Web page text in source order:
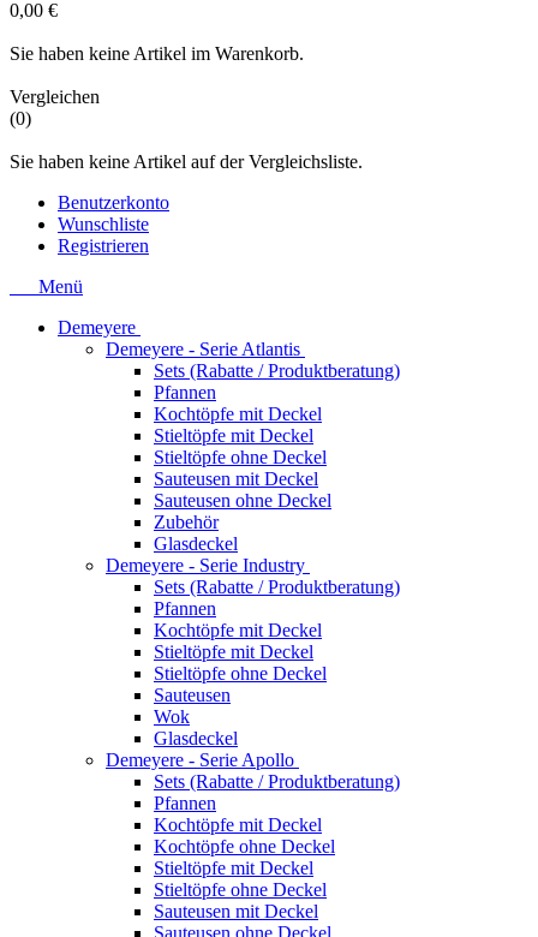
0,00 €
Sie haben keine Artikel im Warenkorb.
Vergleichen
(0)
Sie haben keine Artikel auf der Vergleichsliste.
Benutzerkonto
Wunschliste
Registrieren
Menü
Demeyere
Demeyere - Serie Atlantis
Sets (Rabatte / Produktberatung)
Pfannen
Kochtöpfe mit Deckel
Stieltöpfe mit Deckel
Stieltöpfe ohne Deckel
Sauteusen mit Deckel
Sauteusen ohne Deckel
Zubehör
Glasdeckel
Demeyere - Serie Industry
Sets (Rabatte / Produktberatung)
Pfannen
Kochtöpfe mit Deckel
Stieltöpfe mit Deckel
Stieltöpfe ohne Deckel
Sauteusen
Wok
Glasdeckel
Demeyere - Serie Apollo
Sets (Rabatte / Produktberatung)
Pfannen
Kochtöpfe mit Deckel
Kochtöpfe ohne Deckel
Stieltöpfe mit Deckel
Stieltöpfe ohne Deckel
Sauteusen mit Deckel
Sauteusen ohne Deckel